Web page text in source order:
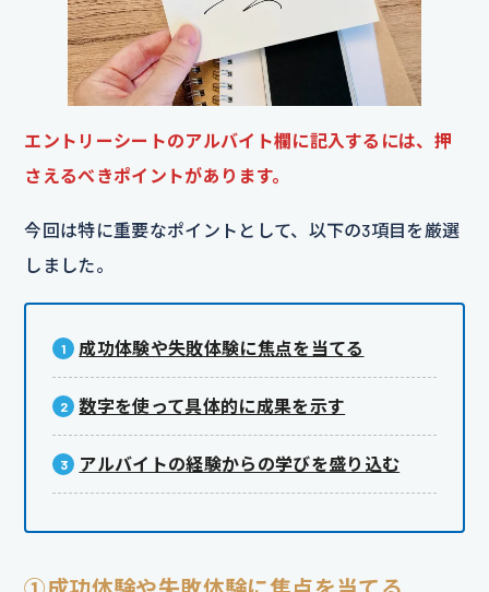
エントリーシートのアルバイト欄に記入するには、押
さえるべきポイントがあります。
今回は特に重要なポイントとして、以下の3項目を厳選
しました。
成功体験や失敗体験に焦点を当てる
数字を使って具体的に成果を示す
アルバイトの経験からの学びを盛り込む